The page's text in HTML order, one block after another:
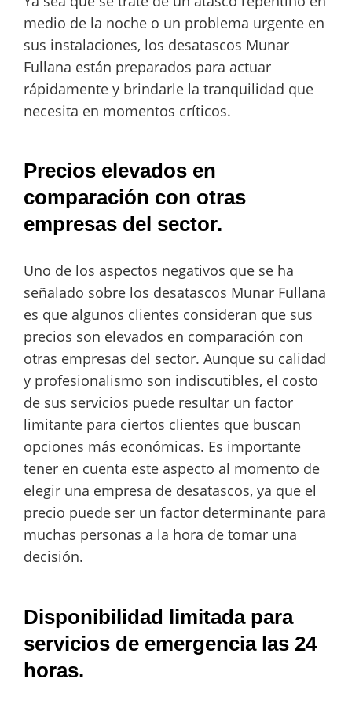
medio de la noche o un problema urgente en
sus instalaciones, los desatascos Munar
Fullana están preparados para actuar
rápidamente y brindarle la tranquilidad que
necesita en momentos críticos.
Precios elevados en
comparación con otras
empresas del sector.
Uno de los aspectos negativos que se ha
señalado sobre los desatascos Munar Fullana
es que algunos clientes consideran que sus
precios son elevados en comparación con
otras empresas del sector. Aunque su calidad
y profesionalismo son indiscutibles, el costo
de sus servicios puede resultar un factor
limitante para ciertos clientes que buscan
opciones más económicas. Es importante
tener en cuenta este aspecto al momento de
elegir una empresa de desatascos, ya que el
precio puede ser un factor determinante para
muchas personas a la hora de tomar una
decisión.
Disponibilidad limitada para
servicios de emergencia las 24
horas.